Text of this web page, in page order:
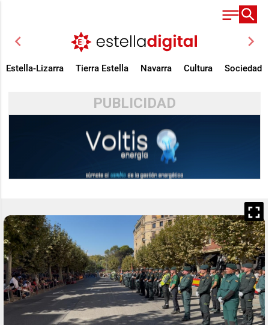
chevron_left chevron_right
Estella-Lizarra Tierra Estella Navarra Cultura Sociedad
PUBLICIDAD